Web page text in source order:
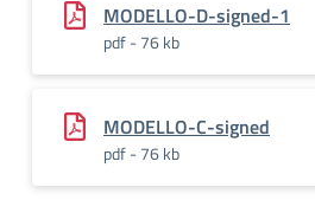
MODELLO-D-signed-1
pdf - 76 kb
MODELLO-C-signed
pdf - 76 kb